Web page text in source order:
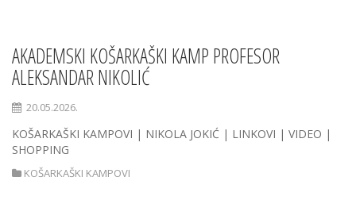
AKADEMSKI KOŠARKAŠKI KAMP PROFESOR
ALEKSANDAR NIKOLIĆ
20.05.2026.
KOŠARKAŠKI KAMPOVI | NIKOLA JOKIĆ | LINKOVI | VIDEO |
SHOPPING
KOŠARKAŠKI KAMPOVI